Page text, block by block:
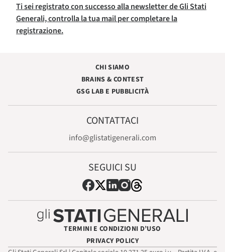
Ti sei registrato con successo alla newsletter de Gli Stati
Generali, controlla la tua mail per completare la
registrazione.
CHI SIAMO
BRAINS & CONTEST
GSG LAB E PUBBLICITÀ
CONTATTACI
info@glistatigenerali.com
SEGUICI SU
TERMINI E CONDIZIONI D’USO
PRIVACY POLICY